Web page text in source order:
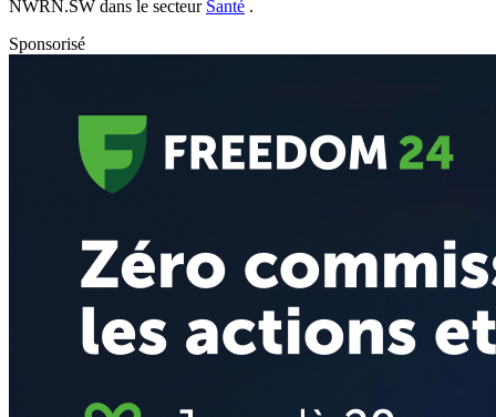
NWRN.SW dans le secteur Santé .
Sponsorisé